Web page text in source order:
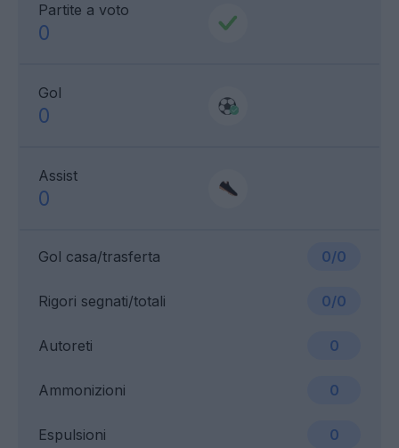
Partite a voto
0
Gol
0
Assist
0
Gol casa/trasferta 0/0
Ammonizioni 0
Rigori segnati/totali 0/0
Espulsioni 0
Autoreti 0